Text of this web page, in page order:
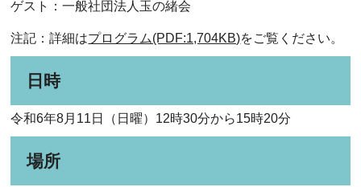
ゲスト：一般社団法人玉の緒会
注記：詳細はプログラム(PDF:1,704KB)をご覧ください。
日時
令和6年8月11日（日曜）12時30分から15時20分
場所